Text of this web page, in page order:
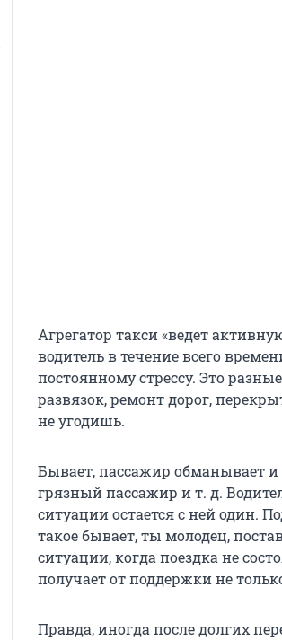
Агрегатор такси «ведет
водитель в течение всего
постоянному стрессу. Это
развязок, ремонт дорог,
не угодишь.
Бывает, пассажир обманывает
грязный пассажир и т. д.
ситуации остается с ней один.
такое бывает, ты молодец,
ситуации, когда поездка не
получает от поддержки не
Правда, иногда после долгих